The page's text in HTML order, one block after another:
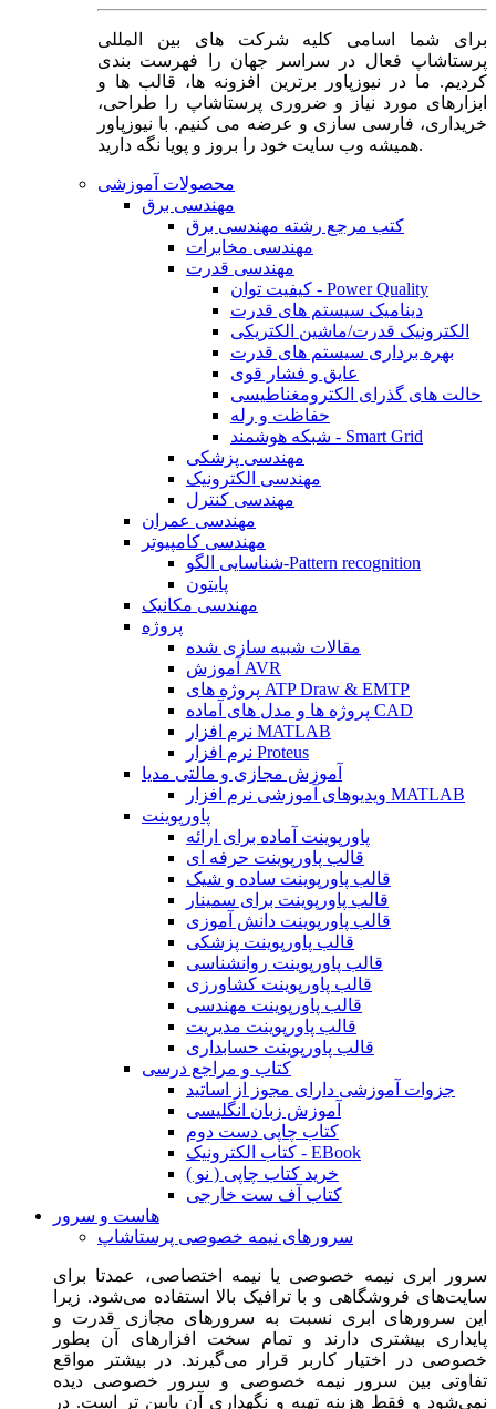
برای شما اسامی کلیه شرکت های بین المللی
پرستاشاپ فعال در سراسر جهان را فهرست بندی
کردیم. ما در نیوزپاور برترین افزونه ها، قالب ها و
ابزارهای مورد نیاز و ضروری پرستاشاپ را طراحی،
خریداری، فارسی سازی و عرضه می کنیم. با نیوزپاور
همیشه وب سایت خود را بروز و پویا نگه دارید.
محصولات آموزشی
مهندسی برق
کتب مرجع رشته مهندسی برق
مهندسی مخابرات
مهندسی قدرت
کیفیت توان - Power Quality
دینامیک سیستم های قدرت
الکترونیک قدرت/ماشین الکتریکی
بهره برداری سیستم های قدرت
عایق و فشار قوی
حالت های گذرای الکترومغناطیسی
حفاظت و رله
شبکه هوشمند - Smart Grid
مهندسی پزشکی
مهندسی الکترونیک
مهندسی کنترل
مهندسی عمران
مهندسی کامپیوتر
شناسایی الگو-Pattern recognition
پایتون
مهندسی مکانیک
پروژه
مقالات شبیه سازی شده
آموزش AVR
پروژه های ATP Draw & EMTP
پروژه ها و مدل های آماده CAD
نرم افزار MATLAB
نرم افزار Proteus
آموزش مجازی و مالتی مدیا
ویدیوهای آموزشی نرم افزار MATLAB
پاورپوینت
پاورپوینت آماده برای ارائه
قالب پاورپوینت حرفه ای
قالب پاورپوینت ساده و شیک
قالب پاورپوینت برای سمینار
قالب پاورپوینت دانش آموزی
قالب پاورپوینت پزشکی
قالب پاورپوینت روانشناسی
قالب پاورپوینت کشاورزی
قالب پاورپوینت مهندسی
قالب پاورپوینت مدیریت
قالب پاورپوینت حسابداری
کتاب و مراجع درسی
جزوات آموزشی دارای مجوز از اساتید
آموزش زبان انگلیسی
کتاب چاپی دست دوم
کتاب الکترونیک - EBook
خرید کتاب چاپی ( نو )
کتاب آف ست خارجی
هاست و سرور
سرورهای نیمه خصوصی پرستاشاپ
سرور ابری نیمه خصوصی یا نیمه اختصاصی، عمدتا برای
سایت‌های فروشگاهی و با ترافیک بالا استفاده می‌شود. زیرا
این سرورهای ابری نسبت به سرورهای مجازی قدرت و
پایداری بیشتری دارند و تمام سخت افزارهای آن بطور
خصوصی در اختیار کاربر قرار می‌گیرند. در بیشتر مواقع
تفاوتی بین سرور نیمه خصوصی و سرور خصوصی دیده
نمی‌شود و فقط هزینه تهیه و نگهداری آن پایین تر است. در